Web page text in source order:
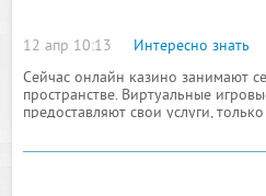
12 апр 10:13
Интересно знать
Сейчас онлайн казино занимают
пространстве. Виртуальные
предоставляют свои услуги,
общается со своими клиентами